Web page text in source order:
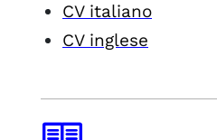
CV italiano
CV inglese